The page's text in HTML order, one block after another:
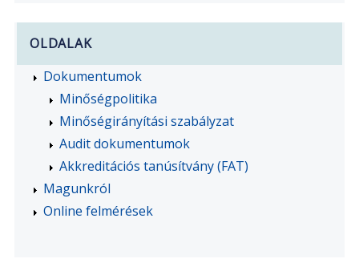
OLDALAK
Dokumentumok
Minőségpolitika
Minőségirányítási szabályzat
Audit dokumentumok
Akkreditációs tanúsítvány (FAT)
Magunkról
Online felmérések